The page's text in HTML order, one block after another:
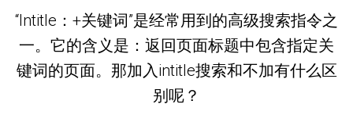
“Intitle：+关键词”是经常用到的高级搜索指令之
一。它的含义是：返回页面标题中包含指定关
键词的页面。那加入intitle搜索和不加有什么区
别呢？